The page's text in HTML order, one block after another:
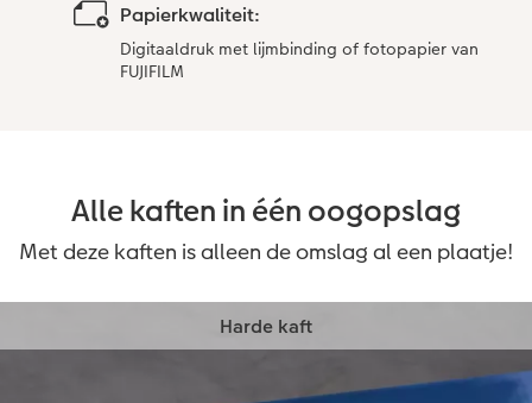
Papierkwaliteit:
Digitaaldruk met lijmbinding of fotopapier van
FUJIFILM
Alle kaften in één oogopslag
Met deze kaften is alleen de omslag al een plaatje!